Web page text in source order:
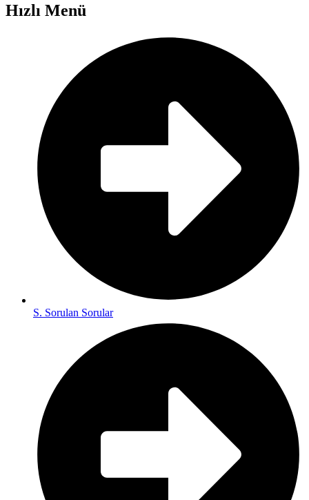
Hızlı Menü
S. Sorulan Sorular